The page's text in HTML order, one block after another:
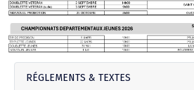
RÉGLEMENTS & TEXTES
Agenda Concours Vétérans
Régionaux & Championnats de France
Résultats & Classement Division 4 B
Résultats & Classement Division 5 A
Championnat Triplettes Mixtes
Championnat Triplettes Vétérans